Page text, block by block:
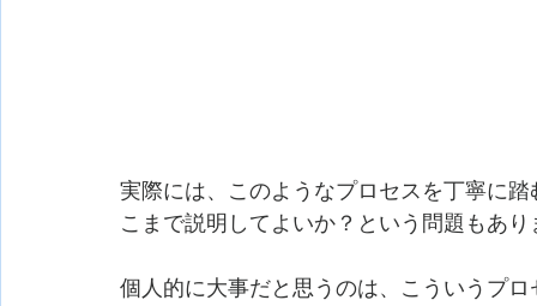
実際には、このようなプロセスを丁寧に
こまで説明してよいか？という問題もあり
個人的に大事だと思うのは、こういうプ